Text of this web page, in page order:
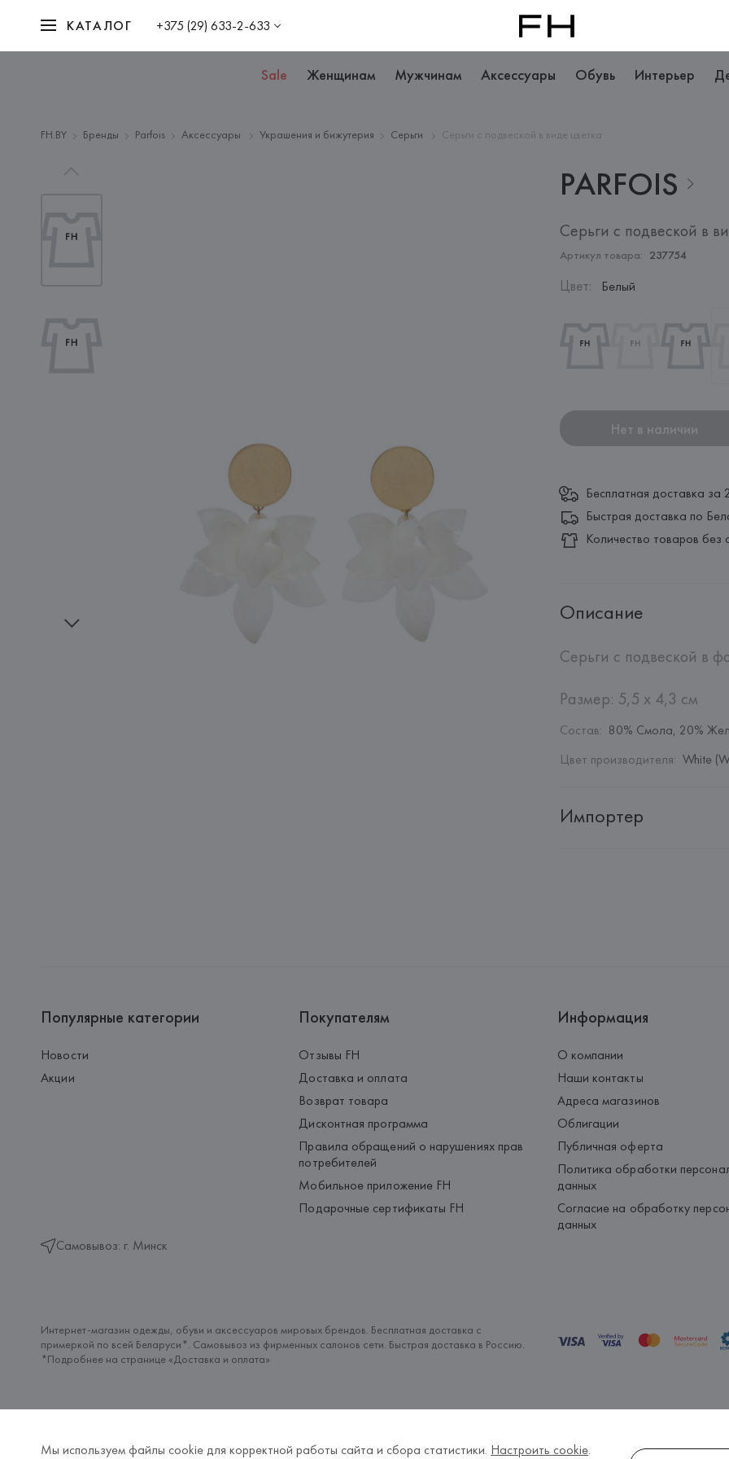
КАТАЛОГ +375 (29) 633-2-633
Sale Женщинам Мужчинам Аксессуары Обувь Интерьер
FH.BY Бренды Parfois Аксессуары Украшения и бижутерия Серьги Серьги с подвеской в виде цветка
PARFOIS
Серьги с подвеской в
Артикул товара: 237754
Цвет: Белый
Нет в наличии
Бесплатная доставка за
Быстрая доставка по
Количество товаров без
Описание
Серьги с подвеской в
Размер: 5,5 x 4,3 см
Состав: 80% Смола, 20%
Цвет производителя: White
Импортер
Популярные категории
Новости
Акции
Самовывоз: г. Минск
Покупателям
Отзывы FH
Доставка и оплата
Возврат товара
Дисконтная программа
Правила обращений о нарушениях прав
потребителей
Мобильное приложение FH
Подарочные сертификаты FH
Информация
О компании
Наши контакты
Адреса магазинов
Облигации
Публичная оферта
Политика обработки
данных
Согласие на обработку
данных
Интернет-магазин одежды, обуви и аксессуаров мировых брендов. Бесплатная доставка с
примеркой по всей Беларуси*. Самовывоз из фирменных салонов сети. Быстрая доставка в Россию.
*Подробнее на странице «Доставка и оплата»
Мы используем файлы cookie для корректной работы сайта и сбора статистики. Настроить cookie.